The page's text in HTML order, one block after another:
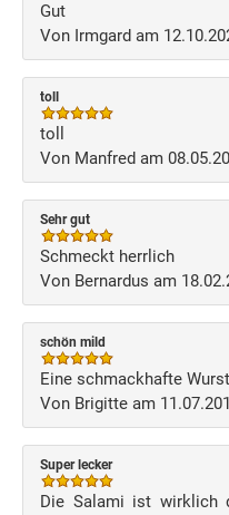
Gut
Von Irmgard am
toll
toll
Von Manfred am
Sehr gut
Schmeckt herrlich
Von Bernardus am
schön mild
Eine schmackhafte Wurst
Von Brigitte am
Super lecker
Die Salami ist wirklich